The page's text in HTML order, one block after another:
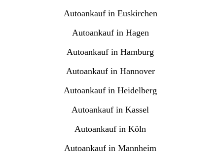
Autoankauf in Euskirchen
Autoankauf in Hagen
Autoankauf in Hamburg
Autoankauf in Hannover
Autoankauf in Heidelberg
Autoankauf in Kassel
Autoankauf in Köln
Autoankauf in Mannheim